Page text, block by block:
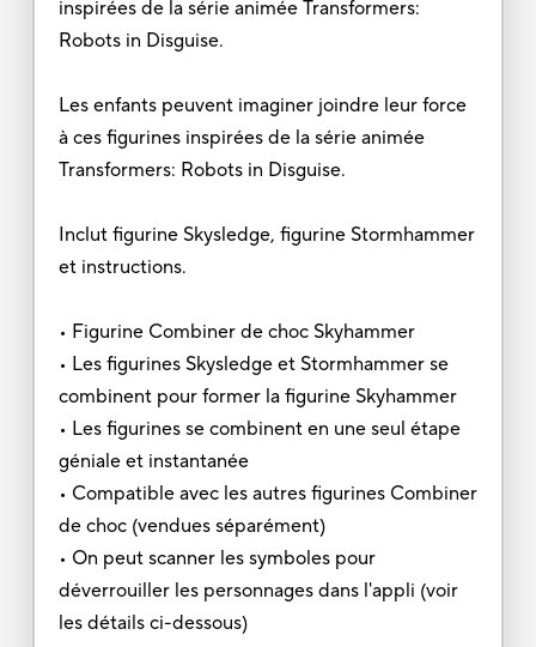
inspirées de la série animée Transformers:
Robots in Disguise.
Les enfants peuvent imaginer joindre leur force
à ces figurines inspirées de la série animée
Transformers: Robots in Disguise.
Inclut figurine Skysledge, figurine Stormhammer
et instructions.
• Figurine Combiner de choc Skyhammer
• Les figurines Skysledge et Stormhammer se
combinent pour former la figurine Skyhammer
• Les figurines se combinent en une seul étape
géniale et instantanée
• Compatible avec les autres figurines Combiner
de choc (vendues séparément)
• On peut scanner les symboles pour
déverrouiller les personnages dans l'appli (voir
les détails ci-dessous)